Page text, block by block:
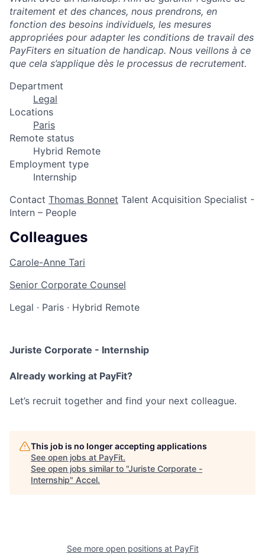
traitement et des chances, nous prendrons, en
fonction des besoins individuels, les mesures
appropriées pour adapter les conditions de travail des
PayFiters en situation de handicap. Nous veillons à ce
que cela s’applique dès le processus de recrutement.
Department
Legal
Locations
Paris
Remote status
Hybrid Remote
Employment type
Internship
Contact Thomas Bonnet Talent Acquisition Specialist -
Intern – People
Colleagues
Carole-Anne Tari
Senior Corporate Counsel
Legal · Paris · Hybrid Remote
Juriste Corporate - Internship
Already working at PayFit?
Let’s recruit together and find your next colleague.
This job is no longer accepting applications
See open jobs at PayFit.
See open jobs similar to "Juriste Corporate -
Internship" Accel.
See more open positions at PayFit